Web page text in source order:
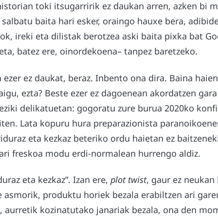
toki itsugarririk ez daukan arren, azken bi
baita hari esker, oraingo hauxe bera,
ireki eta dilistak berotzea aski baita pixka bat
batez ere, oinordekoena– tanpez baretzeko.
ez daukat, beraz. Inbento ona dira. Baina
ezta? Beste ezer ez dagoenean akordatzen
delikatuetan: gogoratu zure burua 2020ko
Lata kopuru hura preparazionista
eta kezkaz beteriko ordu haietan ez
freskoa modu erdi-normalean hurrengo aldiz.
eta kezkaz”. Izan ere, plot twist, gaur ez
asmorik, produktu horiek bezala erabiltzen ari
aurretik kozinatutako janariak bezala, ona den